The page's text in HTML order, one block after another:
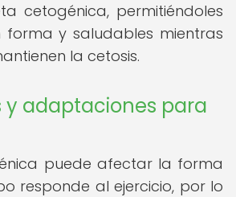
cetogénica, permitiéndoles
forma y saludables mientras
la cetosis.
y adaptaciones para
puede afectar la forma
responde al ejercicio, por lo